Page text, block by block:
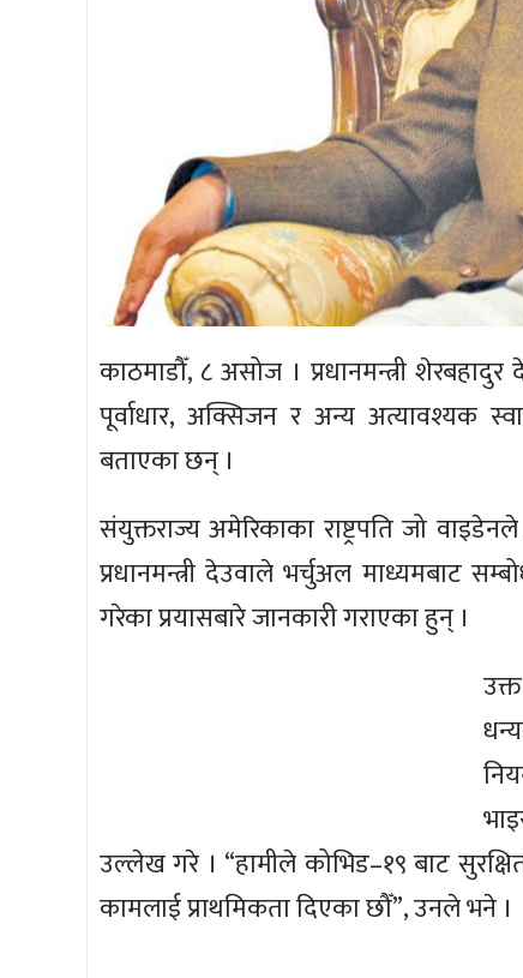
काठमाडौँ, ८ असोज । प्रधानमन्त्री
पूर्वाधार, अक्सिजन र अन्य अत्यावश्यक
बताएका छन् ।
संयुक्तराज्य अमेरिकाका राष्ट्रपति जो
प्रधानमन्त्री देउवाले भर्चुअल माध्यमबाट
गरेका प्रयासबारे जानकारी गराएका हुन् ।
उल्लेख गरे । “हामीले कोभिड–१९ बाट
कामलाई प्राथमिकता दिएका छौँ”, उनले भने ।